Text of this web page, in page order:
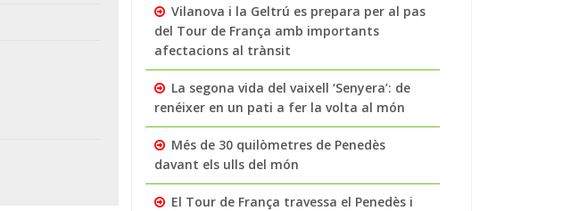
Vilanova i la Geltrú es prepara per al pas
del Tour de França amb importants
afectacions al trànsit
La segona vida del vaixell ‘Senyera’: de
renéixer en un pati a fer la volta al món
Més de 30 quilòmetres de Penedès
davant els ulls del món
El Tour de França travessa el Penedès i